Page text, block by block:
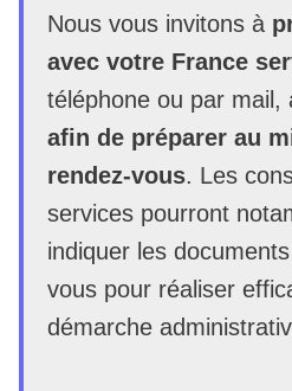
Nous vous invitons à
avec votre France
téléphone ou par mail,
afin de préparer au
rendez-vous. Les
services pourront
indiquer les
vous pour réaliser
démarche